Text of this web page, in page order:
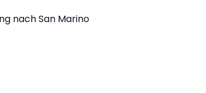
nach San Marino